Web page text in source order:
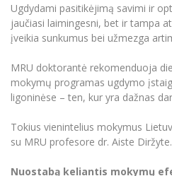
Ugdydami pasitikėjimą savimi ir
jaučiasi laimingesni, bet ir tampa
įveikia sunkumus bei užmezga
MRU doktorantė rekomenduoja
mokymų programas ugdymo
ligoninėse – ten, kur yra dažnas
Tokius vienintelius mokymus
su MRU profesore dr. Aiste Diržyte.
Nuostabą keliantis mokymų